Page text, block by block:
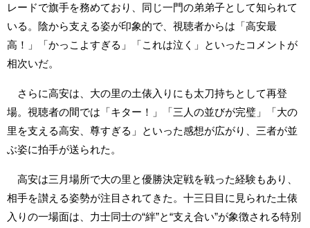
レードで旗手を務めており、同じ一門の弟弟子として知られて
いる。陰から支える姿が印象的で、視聴者からは「高安最
高！」「かっこよすぎる」「これは泣く」といったコメントが
相次いだ。
さらに高安は、大の里の土俵入りにも太刀持ちとして再登
場。視聴者の間では「キター！」「三人の並びが完璧」「大の
里を支える高安、尊すぎる」といった感想が広がり、三者が並
ぶ姿に拍手が送られた。
高安は三月場所で大の里と優勝決定戦を戦った経験もあり、
相手を讃える姿勢が注目されてきた。十三日目に見られた土俵
入りの一場面は、力士同士の“絆”と“支え合い”が象徴される特別